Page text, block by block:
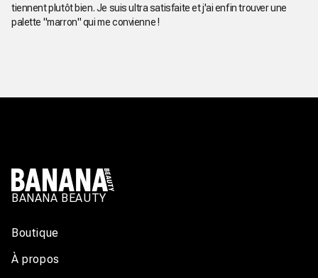
tiennent plutôt bien. Je suis ultra satisfaite et j'ai enfin trouver une
palette "marron" qui me convienne !
BANANA BEAUTY
Boutique
À propos